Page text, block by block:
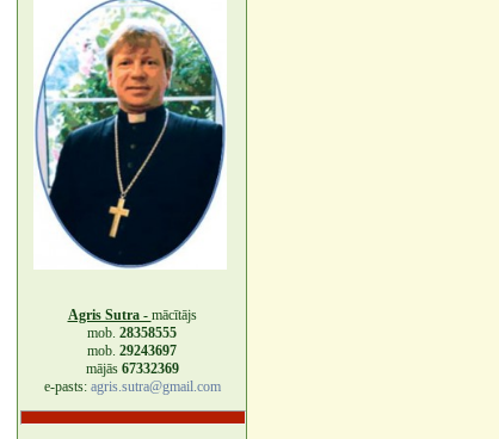
Agris Sutra - mācītājs
mob. 28358555
mob. 29243697
mājās 67332369
e-pasts: agris.sutra@gmail.com